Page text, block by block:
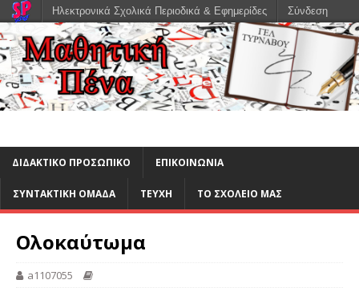
ΔΙΔΑΚΤΙΚΟ ΠΡΟΣΩΠΙΚΟ ΕΠΙΚΟΙΝΩΝΙΑ
ΣΥΝΤΑΚΤΙΚΗ ΟΜΑΔΑ ΤΕΥΧΗ ΤΟ ΣΧΟΛΕΙΟ ΜΑΣ
Ολοκαύτωμα
a1107055
Ηλεκτρονικά Σχολικά Περιοδικά & Εφημερίδες Σύνδεση